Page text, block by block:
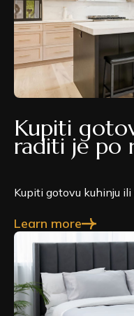
Kupiti
raditi je po
Kupiti gotovu kuhinju
Learn more